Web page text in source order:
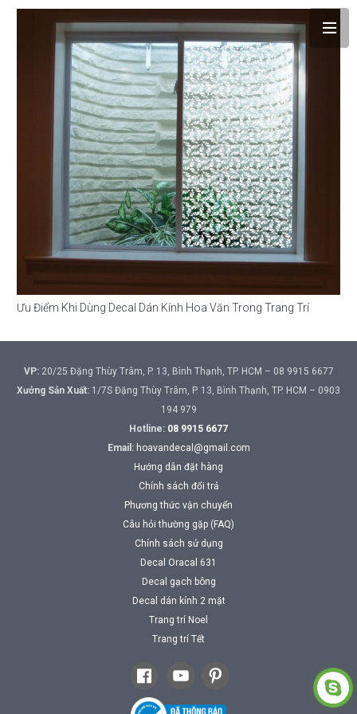
Ưu Điểm Khi Dùng Decal Dán Kính Hoa Văn Trong Trang Trí
VP:20/25 Đặng Thùy Trâm, P. 13, Bình Thạnh, TP. HCM – 08 9915 6677
Xưởng Sản Xuất: 1/7S Đặng Thùy Trâm, P. 13, Bình Thạnh, TP. HCM – 0903
194 979
Hotline: 08 9915 6677
Email: hoavandecal@gmail.com
Hướng dẫn đặt hàng
Chính sách đổi trả
Phương thức vận chuyển
Câu hỏi thường gặp (FAQ)
Chính sách sử dụng
Decal Oracal 631
Decal gạch bông
Decal dán kính 2 mặt
Trang trí Noel
Trang trí Tết